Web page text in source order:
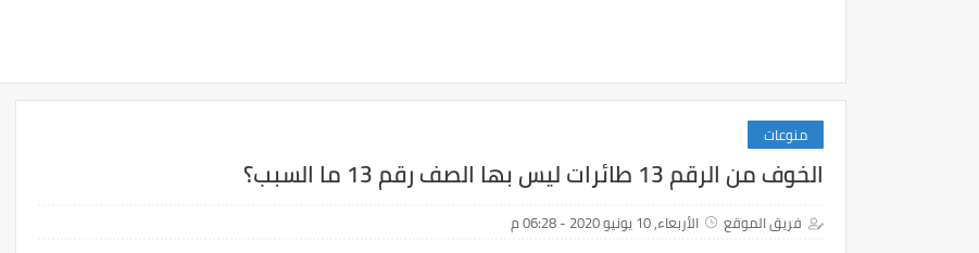
منوعات
الخوف من الرقم 13 طائرات ليس بها الصف رقم 13 ما السبب؟
فريق الموقع الأربعاء, 10 يونيو 2020 - 06:28 م